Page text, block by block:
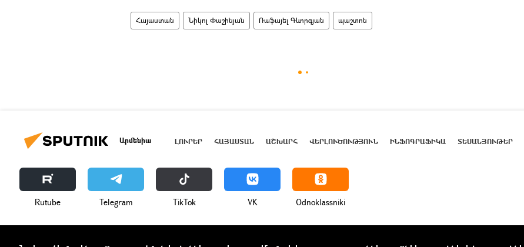
Հայաստան Նիկոլ Փաշինյան Ռաֆայել Գևորգյան պաշտոն
Արմենիա ԼՈՒՐԵՐ ՀԱՅԱՍՏԱՆ ԱՇԽԱՐՀ ՎԵՐԼՈՒԾՈՒԹՅՈՒՆ ԻՆՖՈԳՐԱՖԻԿԱ ՏԵՍԱՆՅՈՒԹԵՐ
Rutube Telegram ТikТоk VK Odnoklassniki